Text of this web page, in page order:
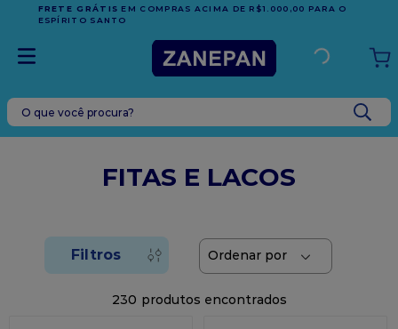
FRETE GRÁTIS EM COMPRAS ACIMA DE R$1.000,00 PARA O
ESPÍRITO SANTO
O que você procura?
FITAS E LACOS
230
TERMOS MAIS BUSCADOS
top harald
vabene